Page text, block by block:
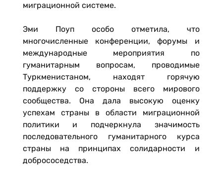
миграционной системе.
Эми Поуп особо отметила, что
многочисленные конференции, форумы и
международные мероприятия по
гуманитарным вопросам, проводимые
Туркменистаном, находят горячую
поддержку со стороны всего мирового
сообщества. Она дала высокую оценку
успехам страны в области миграционной
политики и подчеркнула значимость
последовательного гуманитарного курса
страны на принципах солидарности и
добрососедства.